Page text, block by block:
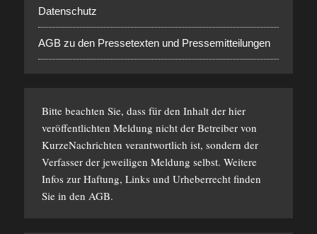
Datenschutz
AGB zu den Pressetexten und Pressemitteilungen
Bitte beachten Sie, dass für den Inhalt der hier
veröffentlichten Meldung nicht der Betreiber von
KurzeNachrichten verantwortlich ist, sondern der
Verfasser der jeweiligen Meldung selbst. Weitere
Infos zur Haftung, Links und Urheberrecht finden
Sie in den AGB.